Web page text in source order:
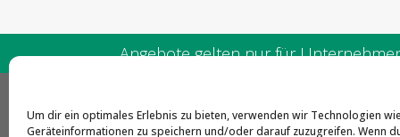
Um dir ein optimales Erlebnis zu bieten, verwenden wir Technologien
Geräteinformationen zu speichern und/oder darauf zuzugreifen. Wenn
Angebote gelten nur für